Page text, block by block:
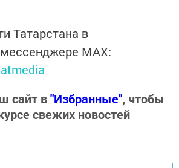
Татарстана в
MАХ:
сайт в"Избранные", чтобы
свежих новостей